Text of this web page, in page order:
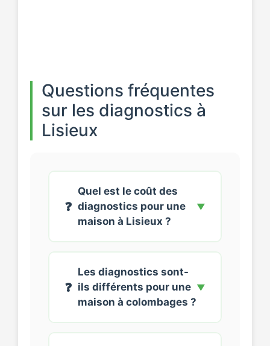
Questions fréquentes
sur les diagnostics à
Lisieux
Quel est le coût des
diagnostics pour une
maison à Lisieux ?
construite avant 1997,
prévoyez entre 350€ et 550€
pour un dossier complet (DPE,
Les diagnostics sont-
ils différents pour une
maison à colombages ?